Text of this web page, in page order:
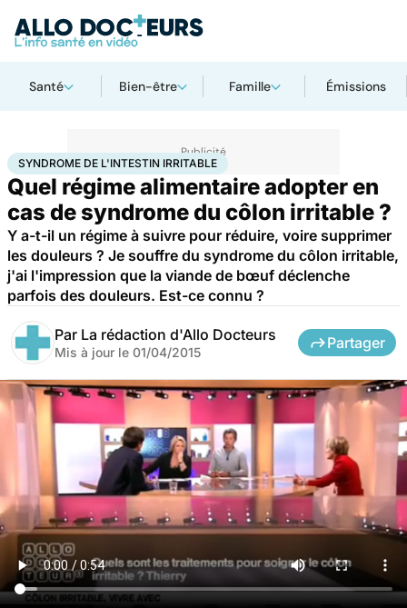
Santé Bien-être Famille Émissions
AccueilBien-être NutritionSyndrome de l'intestin irritable
SYNDROME DE L'INTESTIN IRRITABLE
Quel régime alimentaire adopter en
cas de syndrome du côlon irritable ?
Y a-t-il un régime à suivre pour réduire, voire supprimer
les douleurs ? Je souffre du syndrome du côlon irritable,
j'ai l'impression que la viande de bœuf déclenche
parfois des douleurs. Est-ce connu ?
Par La rédaction d'Allo Docteurs
Mis à jour le 01/04/2015
Partager